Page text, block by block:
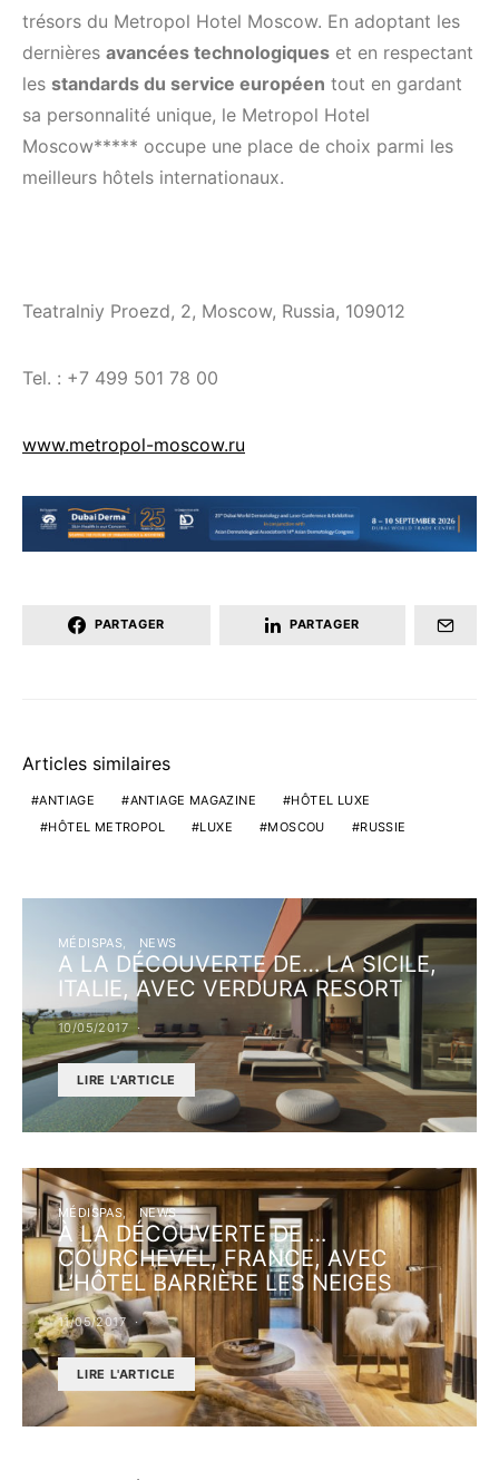
trésors du Metropol Hotel Moscow. En adoptant les
dernières avancées technologiques et en respectant
les standards du service européen tout en gardant
sa personnalité unique, le Metropol Hotel
Moscow***** occupe une place de choix parmi les
meilleurs hôtels internationaux.
Teatralniy Proezd, 2, Moscow, Russia, 109012
Tel. : +7 499 501 78 00
www.metropol-moscow.ru
PARTAGER PARTAGER
Articles similaires
ANTIAGE ANTIAGE MAGAZINE
HÔTEL LUXE
HÔTEL METROPOL
LUXE MOSCOU RUSSIE
MÉDISPAS NEWS
A LA DÉCOUVERTE DE… LA SICILE,
ITALIE, AVEC VERDURA RESORT
10/05/2017
LIRE L'ARTICLE
MÉDISPAS NEWS
À LA DÉCOUVERTE DE …
COURCHEVEL, FRANCE, AVEC
L’HÔTEL BARRIÈRE LES NEIGES
11/05/2017
LIRE L'ARTICLE